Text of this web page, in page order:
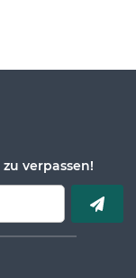
verpassen!